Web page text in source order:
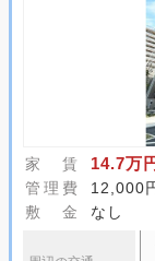
家 賃 14.7万
管理費
12,000
敷 金
なし